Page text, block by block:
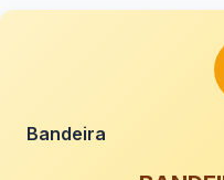
Bandeira